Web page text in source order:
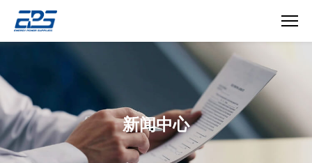
镀
电
源
的
接
新闻中心